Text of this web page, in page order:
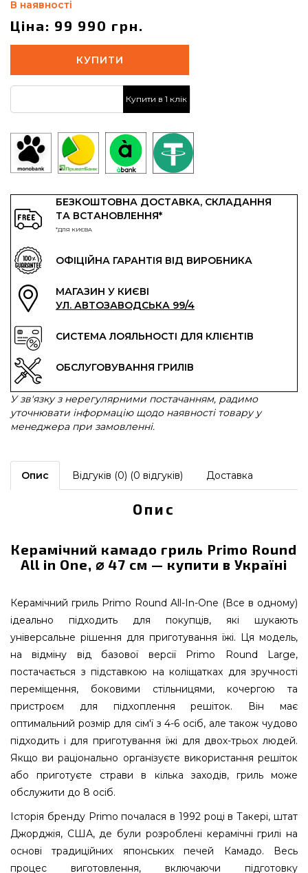
В наявності
Ціна: 99 990 грн.
КУПИТИ
Купити в 1 клік
БЕЗКОШТОВНА ДОСТАВКА, СКЛАДАННЯ
ТА ВСТАНОВЛЕННЯ*
*ДЛЯ КИЄВА
ОФІЦІЙНА ГАРАНТІЯ ВІД ВИРОБНИКА
МАГАЗИН У КИЄВІ
УЛ. АВТОЗАВОДСЬКА 99/4
СИСТЕМА ЛОЯЛЬНОСТІ ДЛЯ КЛІЄНТІВ
ОБСЛУГОВУВАННЯ ГРИЛІВ
У зв'язку з нерегулярними постачанням, радимо
уточнювати інформацію щодо наявності товару у
менеджера при замовленні.
Опис Відгуків (0) (0 відгуків) Доставка
Опис
Керамічний камадо гриль Primo Round
All in One, ⌀ 47 см — купити в Україні
Керамічний гриль Primo Round All-In-One (Все в одному)
ідеально підходить для покупців, які шукають
універсальне рішення для приготування їжі. Ця модель,
на відміну від базової версії Primo Round Large,
постачається з підставкою на коліщатках для зручності
переміщення, боковими стільницями, кочергою та
пристроєм для підхоплення решіток. Він має
оптимальний розмір для сім'ї з 4-6 осіб, але також чудово
підходить і для приготування їжі для двох-трьох людей.
Якщо ви раціонально організуєте використання решіток
або приготуєте страви в кілька заходів, гриль може
обслужити до 8 осіб.
Історія бренду Primo почалася в 1992 році в Такері, штат
Джорджія, США, де були розроблені керамічні грилі на
основі традиційних японських печей Камадо. Весь
процес виготовлення, включаючи підготовку